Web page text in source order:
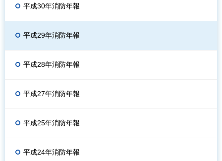
平成30年消防年報
平成29年消防年報
平成28年消防年報
平成27年消防年報
平成25年消防年報
平成24年消防年報